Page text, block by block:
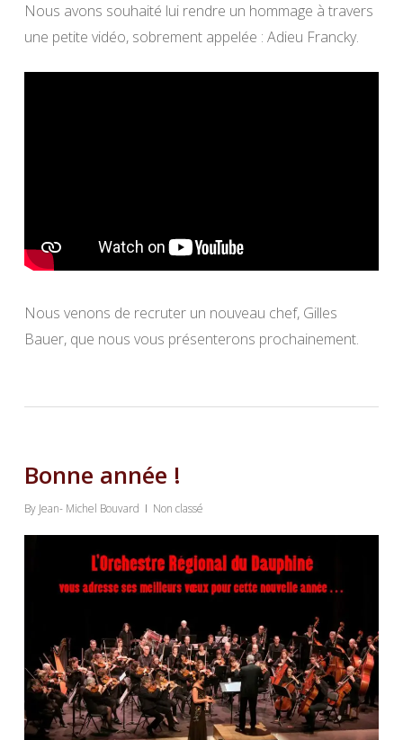
Nous avons souhaité lui rendre un hommage à travers
une petite vidéo, sobrement appelée : Adieu Francky.
Nous venons de recruter un nouveau chef, Gilles
Bauer, que nous vous présenterons prochainement.
Bonne année !
By Jean- Michel Bouvard Non classé